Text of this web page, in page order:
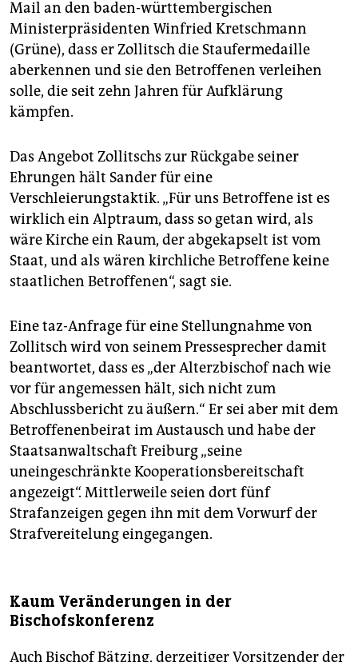
Mail an den baden-württembergischen
Ministerpräsidenten Winfried Kretschmann
(Grüne), dass er Zollitsch die Staufermedaille
aberkennen und sie den Betroffenen verleihen
solle, die seit zehn Jahren für Aufklärung
kämpfen.
Das Angebot Zollitschs zur Rückgabe seiner
Ehrungen hält Sander für eine
Verschleierungstaktik. „Für uns Betroffene ist es
wirklich ein Alptraum, dass so getan wird, als
wäre Kirche ein Raum, der abgekapselt ist vom
Staat, und als wären kirchliche Betroffene keine
staatlichen Betroffenen“, sagt sie.
Eine taz-Anfrage für eine Stellungnahme von
Zollitsch wird von seinem Pressesprecher damit
beantwortet, dass es „der Alt­erzbischof nach wie
vor für angemessen hält, sich nicht zum
Abschlussbericht zu äußern.“ Er sei aber mit dem
Betroffenenbeirat im Austausch und habe der
Staatsanwaltschaft Freiburg „seine
uneingeschränkte Kooperationsbereitschaft
angezeigt“. Mittlerweile seien dort fünf
Strafanzeigen gegen ihn mit dem Vorwurf der
Strafvereitelung eingegangen.
Kaum Veränderungen in der
Bischofskonferenz
Auch Bischof Bätzing, derzeitiger Vorsitzender der